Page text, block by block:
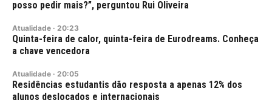
posso pedir mais?”, perguntou Rui Oliveira
Atualidade · 20:23
Quinta-feira de calor, quinta-feira de Eurodreams. Conheça
a chave vencedora
Atualidade · 20:05
Residências estudantis dão resposta a apenas 12% dos
alunos deslocados e internacionais